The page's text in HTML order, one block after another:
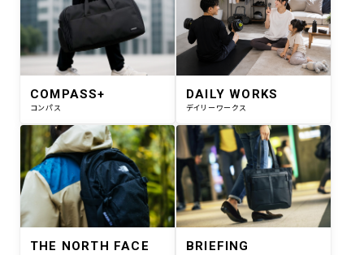
COMPASS+
コンパス
DAILY WORKS
デイリーワークス
THE NORTH FACE BRIEFING